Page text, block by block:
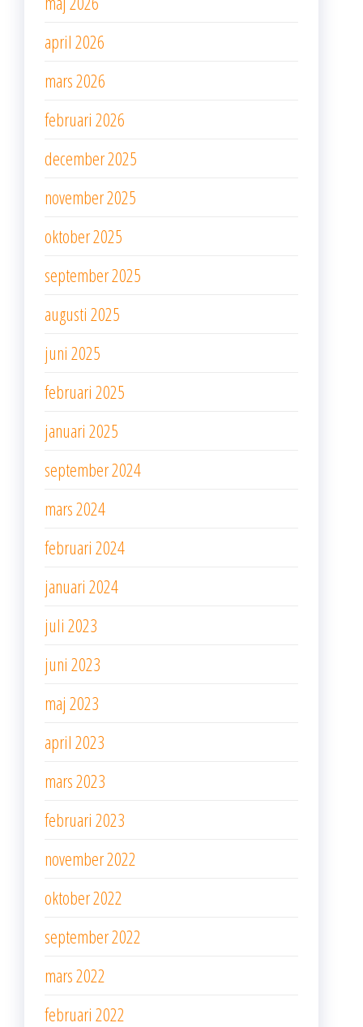
april 2026
mars 2026
februari 2026
december 2025
november 2025
oktober 2025
september 2025
augusti 2025
juni 2025
februari 2025
januari 2025
september 2024
mars 2024
februari 2024
januari 2024
juli 2023
juni 2023
maj 2023
april 2023
mars 2023
februari 2023
november 2022
oktober 2022
september 2022
mars 2022
februari 2022